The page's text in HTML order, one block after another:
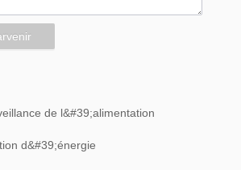
de l&#39;alimentation
d&#39;énergie